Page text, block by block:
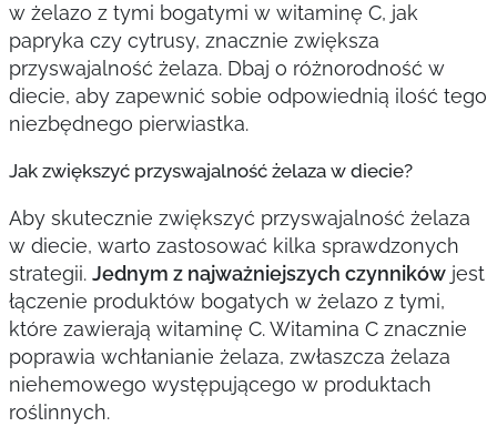
w żelazo z tymi bogatymi w witaminę C, jak
papryka czy cytrusy, znacznie zwiększa
przyswajalność żelaza. Dbaj o różnorodność w
diecie, aby zapewnić sobie odpowiednią ilość tego
niezbędnego pierwiastka.
Jak zwiększyć przyswajalność żelaza w diecie?
Aby skutecznie zwiększyć przyswajalność żelaza
w diecie, warto zastosować kilka sprawdzonych
strategii. Jednym z najważniejszych czynnikówjest
łączenie produktów bogatych w żelazo z tymi,
które zawierają witaminę C. Witamina C znacznie
poprawia wchłanianie żelaza, zwłaszcza żelaza
niehemowego występującego w produktach
roślinnych.